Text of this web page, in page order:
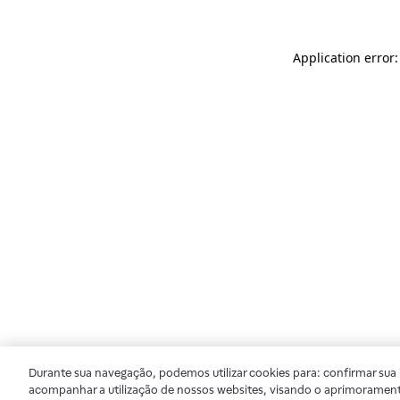
Application
Durante sua navegação, podemos utilizar cookies para: confirmar
acompanhar a utilização de nossos websites, visando o